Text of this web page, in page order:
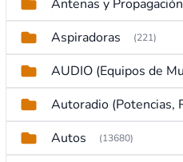
Antenas y Propagación
Aspiradoras (221)
Autos (13680)